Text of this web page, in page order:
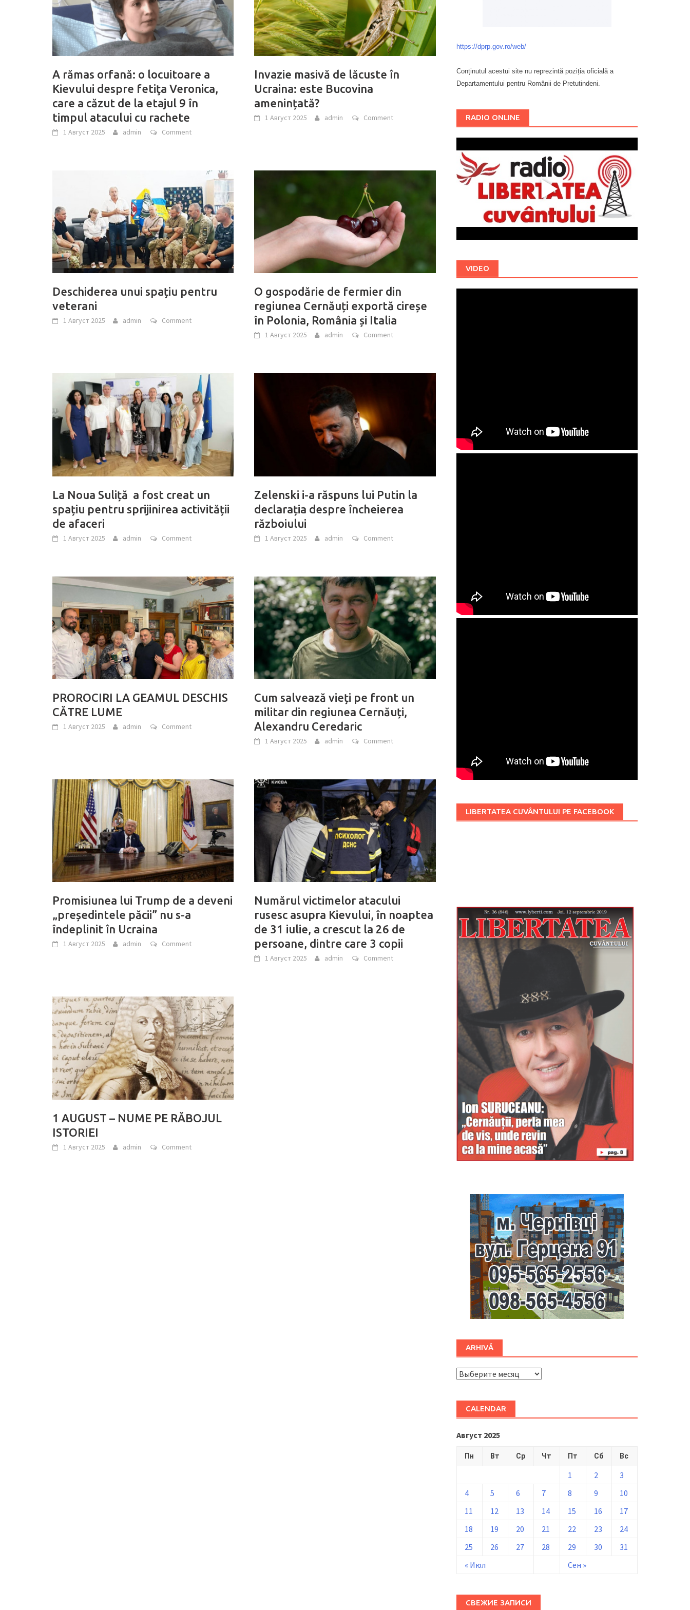
A rămas orfană: o locuitoare a
Kievului despre fetiţa Veronica,
care a căzut de la etajul 9 în
timpul atacului cu rachete
1 Август 2025 admin Comment
Invazie masivă de lăcuste în
Ucraina: este Bucovina
amenințată?
1 Август 2025 admin Comment
Deschiderea unui spațiu pentru
veterani
1 Август 2025 admin Comment
O gospodărie de fermier din
regiunea Cernăuți exportă cireșe
în Polonia, România și Italia
1 Август 2025 admin Comment
La Noua Suliță a fost creat un
spațiu pentru sprijinirea activității
de afaceri
1 Август 2025 admin Comment
Zelenski i-a răspuns lui Putin la
declarația despre încheierea
războiului
1 Август 2025 admin Comment
PROROCIRI LA GEAMUL DESCHIS
CĂTRE LUME
1 Август 2025 admin Comment
Cum salvează vieți pe front un
militar din regiunea Cernăuți,
Alexandru Ceredaric
1 Август 2025 admin Comment
Promisiunea lui Trump de a deveni
„președintele păcii” nu s-a
îndeplinit în Ucraina
1 Август 2025 admin Comment
Numărul victimelor atacului
rusesc asupra Kievului, în noaptea
de 31 iulie, a crescut la 26 de
persoane, dintre care 3 copii
1 Август 2025 admin Comment
1 AUGUST – NUME PE RĂBOJUL
ISTORIEI
1 Август 2025 admin Comment
https://dprp.gov.ro/web/
Conținutul acestui site nu reprezintă poziția oficială a
Departamentului pentru Românii de Pretutindeni.
RADIO ONLINE
VIDEO
LIBERTATEA CUVÂNTULUI PE FACEBOOK
ARHIVĂ
ARHIVĂ
CALENDAR
Август 2025
Пн Вт Ср Чт Пт Сб Вс
« Июл Сен »
1 2
3
4
5 6 7 8 9
10
11
12 13 14 15 16
17
18
19 20 21 22 23
24
25
26 27 28 29 30 31
СВЕЖИЕ ЗАПИСИ